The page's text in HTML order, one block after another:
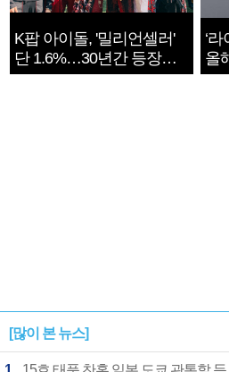
K팝 아이돌, '밀리언셀러'
단 1.6%…30년간 등장
1182개팀 전수조사
‘
올
확
[많이 본 뉴스]